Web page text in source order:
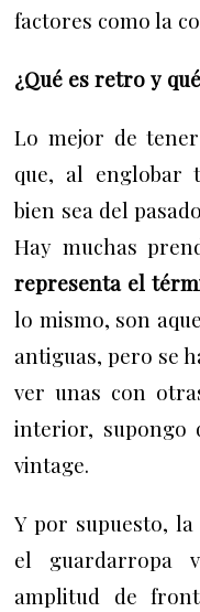
factores como la
¿Qué es retro y
Lo mejor de
que, al englobar
bien sea del
Hay muchas
representa el
lo mismo, son
antiguas, pero se
ver unas con
interior, supongo
vintage.
Y por supuesto, l
el guardarropa
amplitud de